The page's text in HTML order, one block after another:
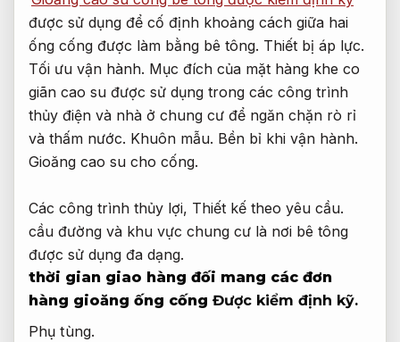
được sử dụng để cố định khoảng cách giữa hai
ống cống được làm bằng bê tông. Thiết bị áp lực.
Tối ưu vận hành. Mục đích của mặt hàng khe co
giãn cao su được sử dụng trong các công trình
thủy điện và nhà ở chung cư để ngăn chặn rò rỉ
và thấm nước. Khuôn mẫu. Bền bỉ khi vận hành.
Gioăng cao su cho cống.
Các công trình thủy lợi, Thiết kế theo yêu cầu.
cầu đường và khu vực chung cư là nơi bê tông
được sử dụng đa dạng.
thời gian giao hàng đối mang các đơn
hàng gioăng ống cống Được kiểm định kỹ.
Phụ tùng.